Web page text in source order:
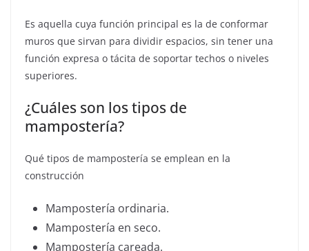
Es aquella cuya función principal es la de conformar
muros que sirvan para dividir espacios, sin tener una
función expresa o tácita de soportar techos o niveles
superiores.
¿Cuáles son los tipos de
mampostería?
Qué tipos de mampostería se emplean en la
construcción
Mampostería ordinaria.
Mampostería en seco.
Mampostería careada.